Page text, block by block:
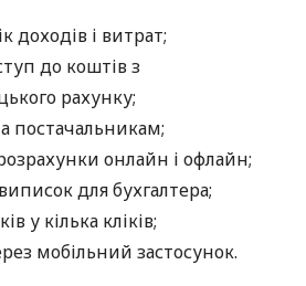
доходів і витрат;
до коштів з
рахунку;
постачальникам;
онлайн і офлайн;
для бухгалтера;
у кілька кліків;
мобільний застосунок.